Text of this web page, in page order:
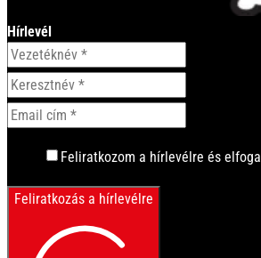
Hírlevél
Feliratkozom a hírlevélre és
Feliratkozás a hírlevélre